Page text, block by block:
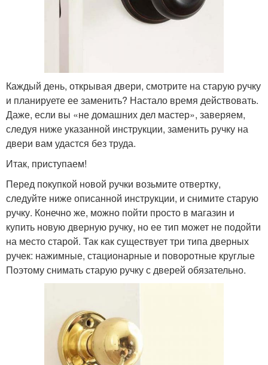
Каждый день, открывая двери, смотрите на старую ручку
и планируете ее заменить? Настало время действовать.
Даже, если вы «не домашних дел мастер», заверяем,
следуя ниже указанной инструкции, заменить ручку на
двери вам удастся без труда.
Итак, приступаем!
Перед покупкой новой ручки возьмите отвертку,
следуйте ниже описанной инструкции, и снимите старую
ручку. Конечно же, можно пойти просто в магазин и
купить новую дверную ручку, но ее тип может не подойти
на место старой. Так как существует три типа дверных
ручек: нажимные, стационарные и поворотные круглые
Поэтому снимать старую ручку с дверей обязательно.